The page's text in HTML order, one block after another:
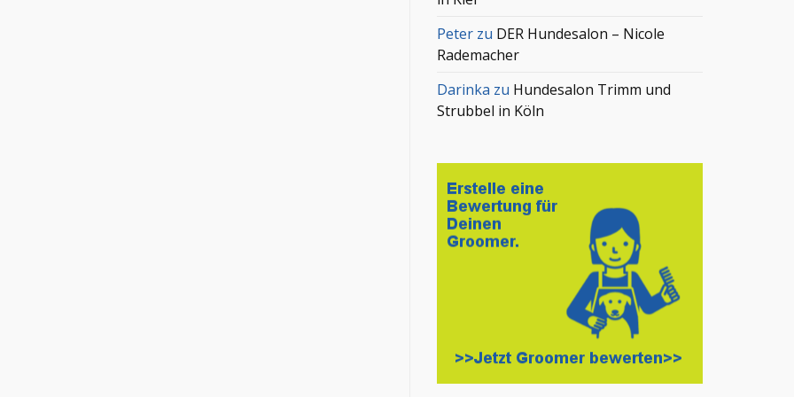
Peter zu DER Hundesalon – Nicole
Rademacher
Darinka zu Hundesalon Trimm und
Strubbel in Köln